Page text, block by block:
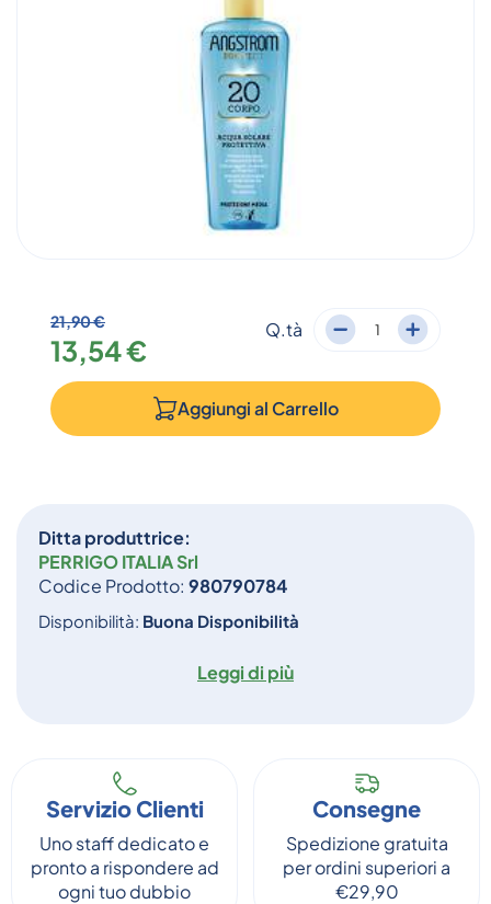
Ditta produttrice:
PERRIGO ITALIA Srl
Codice Prodotto: 980790784
Disponibilità: Buona Disponibilità
Leggi di più
21,90 €
13,54 €
Q.tà
Aggiungi al Carrello
Servizio Clienti
Uno staff dedicato e
pronto a rispondere ad
ogni tuo dubbio
Consegne
Spedizione gratuita
per ordini superiori a
€29,90